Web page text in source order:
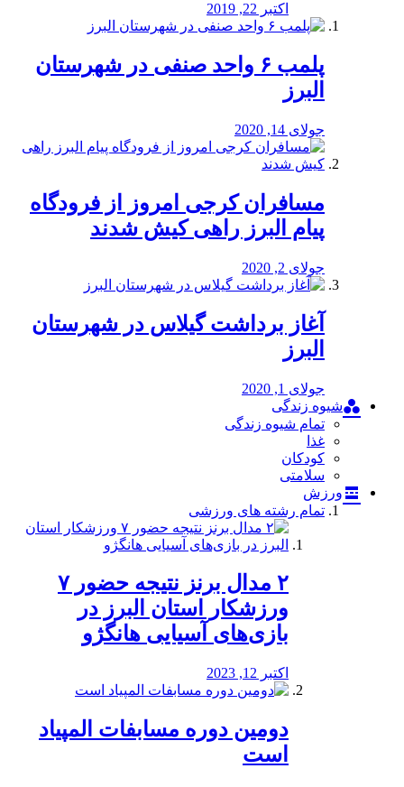
اکتبر 22, 2019
پلمب ۶ واحد صنفی در شهرستان
البرز
جولای 14, 2020
مسافران کرجی امروز از فرودگاه
پیام البرز راهی کیش شدند
جولای 2, 2020
آغاز برداشت گیلاس در شهرستان
البرز
جولای 1, 2020
شیوه زندگی
تمام شیوه زندگی
غذا
کودکان
سلامتی
ورزش
تمام رشته های ورزشی
۲ مدال برنز نتیجه حضور ۷
ورزشکار استان البرز در
بازی‌های آسیایی هانگژو
اکتبر 12, 2023
دومین دوره مسابفات المپیاد
است